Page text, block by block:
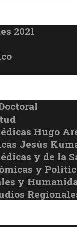
2021
Hugo
Jesús
y de la
y
y